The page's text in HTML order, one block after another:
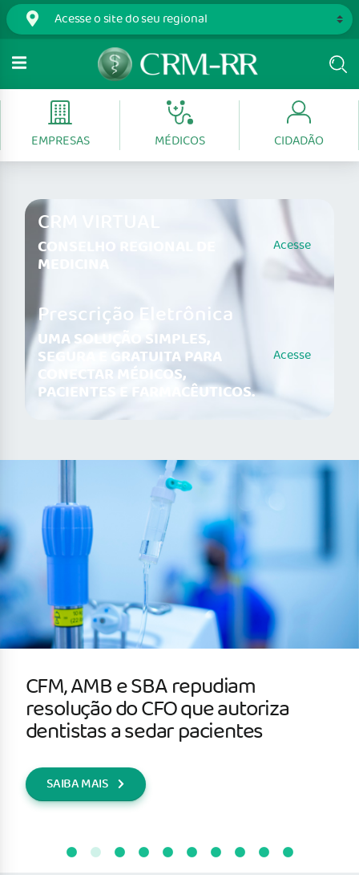
EMPRESAS MÉDICOS CIDADÃO
CRM VIRTUAL
CONSELHO REGIONAL DE
MEDICINA
Acesse
Prescrição Eletrônica
UMA SOLUÇÃO SIMPLES,
SEGURA E GRATUITA PARA
CONECTAR MÉDICOS,
PACIENTES E FARMACÊUTICOS.
Acesse
CFM, AMB e SBA repudiam
resolução do CFO que autoriza
dentistas a sedar pacientes
SAIBA MAIS